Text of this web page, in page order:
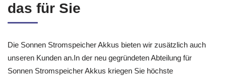
das für Sie
Die Sonnen Stromspeicher Akkus bieten wir zusätzlich auch
unseren Kunden an.In der neu gegründeten Abteilung für
Sonnen Stromspeicher Akkus kriegen Sie höchste